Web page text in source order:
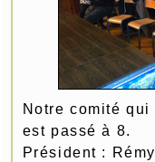
Notre comité
est passé à 8.
Président :